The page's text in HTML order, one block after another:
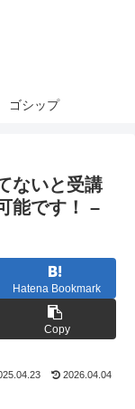
ゴシップ
ないと受講
能です！ –
Hatena Bookmark
Copy
2026.04.04